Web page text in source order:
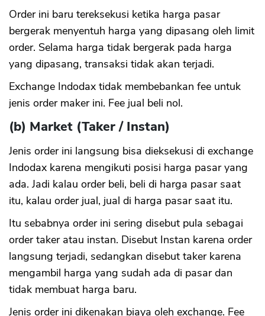
Order ini baru tereksekusi ketika harga pasar
bergerak menyentuh harga yang dipasang oleh limit
order. Selama harga tidak bergerak pada harga
yang dipasang, transaksi tidak akan terjadi.
Exchange Indodax tidak membebankan fee untuk
jenis order maker ini. Fee jual beli nol.
(b) Market (Taker / Instan)
Jenis order ini langsung bisa dieksekusi di exchange
Indodax karena mengikuti posisi harga pasar yang
ada. Jadi kalau order beli, beli di harga pasar saat
itu, kalau order jual, jual di harga pasar saat itu.
Itu sebabnya order ini sering disebut pula sebagai
order taker atau instan. Disebut Instan karena order
langsung terjadi, sedangkan disebut taker karena
mengambil harga yang sudah ada di pasar dan
tidak membuat harga baru.
Jenis order ini dikenakan biaya oleh exchange. Fee